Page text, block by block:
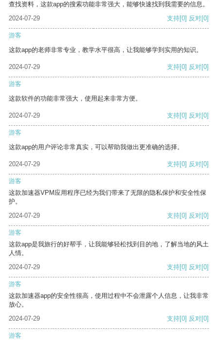
查找资料，这款app的搜索功能非常强大，能够快速找到我需要的信息。
2024-07-29
支持[0] 反对[0]
游客
这款app的老师非常专业，教学水平很高，让我能够学到实用的知识。
2024-07-29 支持[0] 反对[0]
游客
这款软件的功能非常强大，使用起来非常方便。
2024-07-29 支持[0] 反对[0]
游客
这款app的用户评论非常真实，可以帮助我做出更准确的选择。
2024-07-29 支持[0] 反对[0]
游客
这款加速器VPM应用程序已经为我们带来了无限的隐私保护和安全性保
护。
2024-07-29
支持[0] 反对[0]
游客
这款app是我旅行的好帮手，让我能够轻松找到目的地，了解当地的风土
人情。
2024-07-29
支持[0] 反对[0]
游客
这款加速器app的安全性很高，使用过程中不会泄露个人信息，让我非常
放心。
2024-07-29
支持[0] 反对[0]
游客